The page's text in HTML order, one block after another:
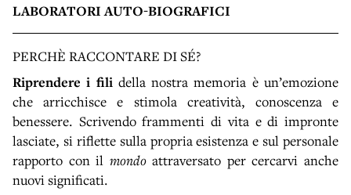
LABORATORI AUTO-BIOGRAFICI
PERCHÈ RACCONTARE DI SÉ?
Riprendere i filidella nostra memoria è un’emozione
che arricchisce e stimola creatività, conoscenza e
benessere. Scrivendo frammenti di vita e di impronte
lasciate, si riflette sulla propria esistenza e sul personale
rapporto con il mondoattraversato per cercarvi anche
nuovi significati.